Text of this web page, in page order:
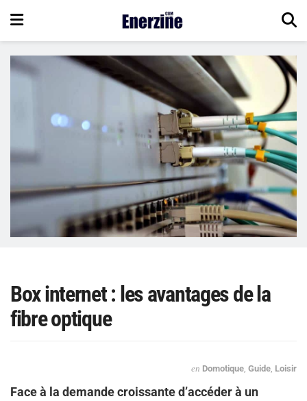
Box internet : les avantages de la
fibre optique
en Domotique Guide Loisir
Face à la demande croissante d’accéder à un